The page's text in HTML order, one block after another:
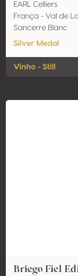
EARL Celliers
França - Val de
Sancerre Blanc
Silver Medal
Vinho - Still
Briego Fiel